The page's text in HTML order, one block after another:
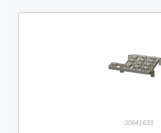
00641633